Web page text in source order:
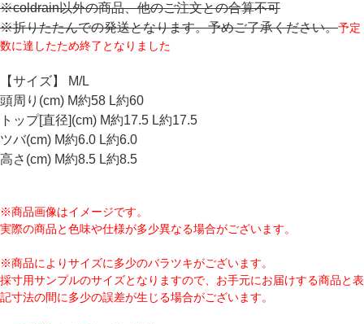
※coldrain以外の商品、他のご注文との合算不可
※折りたたんでの発送となります。予めご了承ください。予定
数に達したため終了となりました
【サイズ】 M/L
頭周り(cm) M約58 L約60
トップ[直径](cm) M約17.5 L約17.5
ツバ(cm) M約6.0 L約6.0
高さ(cm) M約8.5 L約8.5
※商品画像はイメージです。
実際の商品と色味や仕様が多少異なる場合がございます。
※商品によりサイズに多少のバラツキがございます。
採寸用サンプルのサイズとなりますので、お手元にお届けする商品と表
記寸法の間に多少の誤差が生じる場合がございます。